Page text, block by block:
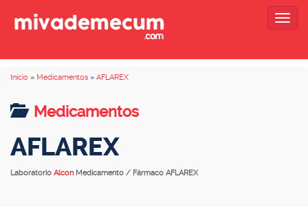
Inicio » Medicamentos » AFLAREX
Medicamentos
AFLAREX
Laboratorio Alcon Medicamento / Fármaco AFLAREX